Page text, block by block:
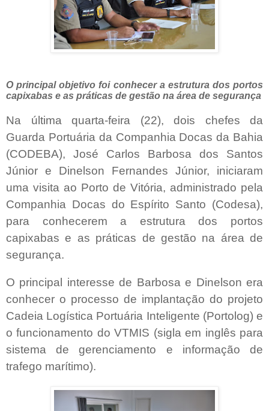
O principal objetivo foi conhecer a estrutura dos portos
capixabas e as práticas de gestão na área de segurança
Na última quarta-feira (22), dois chefes da
Guarda Portuária da Companhia Docas da Bahia
(CODEBA), José Carlos Barbosa dos Santos
Júnior e Dinelson Fernandes Júnior, iniciaram
uma visita ao Porto de Vitória, administrado pela
Companhia Docas do Espírito Santo (Codesa),
para conhecerem a estrutura dos portos
capixabas e as práticas de gestão na área de
segurança.
O principal interesse de Barbosa e Dinelson era
conhecer o processo de implantação do projeto
Cadeia Logística Portuária Inteligente (Portolog) e
o funcionamento do VTMIS (sigla em inglês para
sistema de gerenciamento e informação de
trafego marítimo).